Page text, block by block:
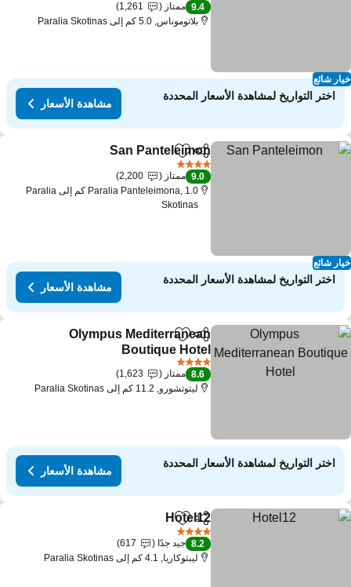
شائع
9.4 ممتاز
1,261
بلاتوموناس, 5.0 كم إلى Paralia Skotinas
اختر التواريخ لمشاهدة الأسعار المحددة
مشاهدة الأسعار
شائع
مشاركةAdd to favorites
San Panteleimon
9.0 ممتاز
2,200
Paralia Panteleimona, 1.0 كم إلى Paralia
Skotinas
اختر التواريخ لمشاهدة الأسعار المحددة
مشاهدة الأسعار
مشاركةAdd to favorites
Olympus Mediterranean
Boutique Hotel
8.6 ممتاز
1,623
ليتوتشورو, 11.2 كم إلى Paralia Skotinas
اختر التواريخ لمشاهدة الأسعار المحددة
مشاهدة الأسعار
مشاركةAdd to favorites
Hotel12
8.2 جيد جدًا
617
ليبتوكاريا, 4.1 كم إلى Paralia Skotinas